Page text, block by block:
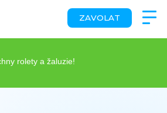
rolety a žaluzie!
ZAVOLAT